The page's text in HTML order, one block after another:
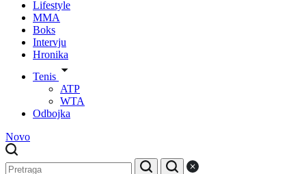
Lifestyle
MMA
Boks
Intervju
Hronika
Tenis
ATP
WTA
Odbojka
Novo